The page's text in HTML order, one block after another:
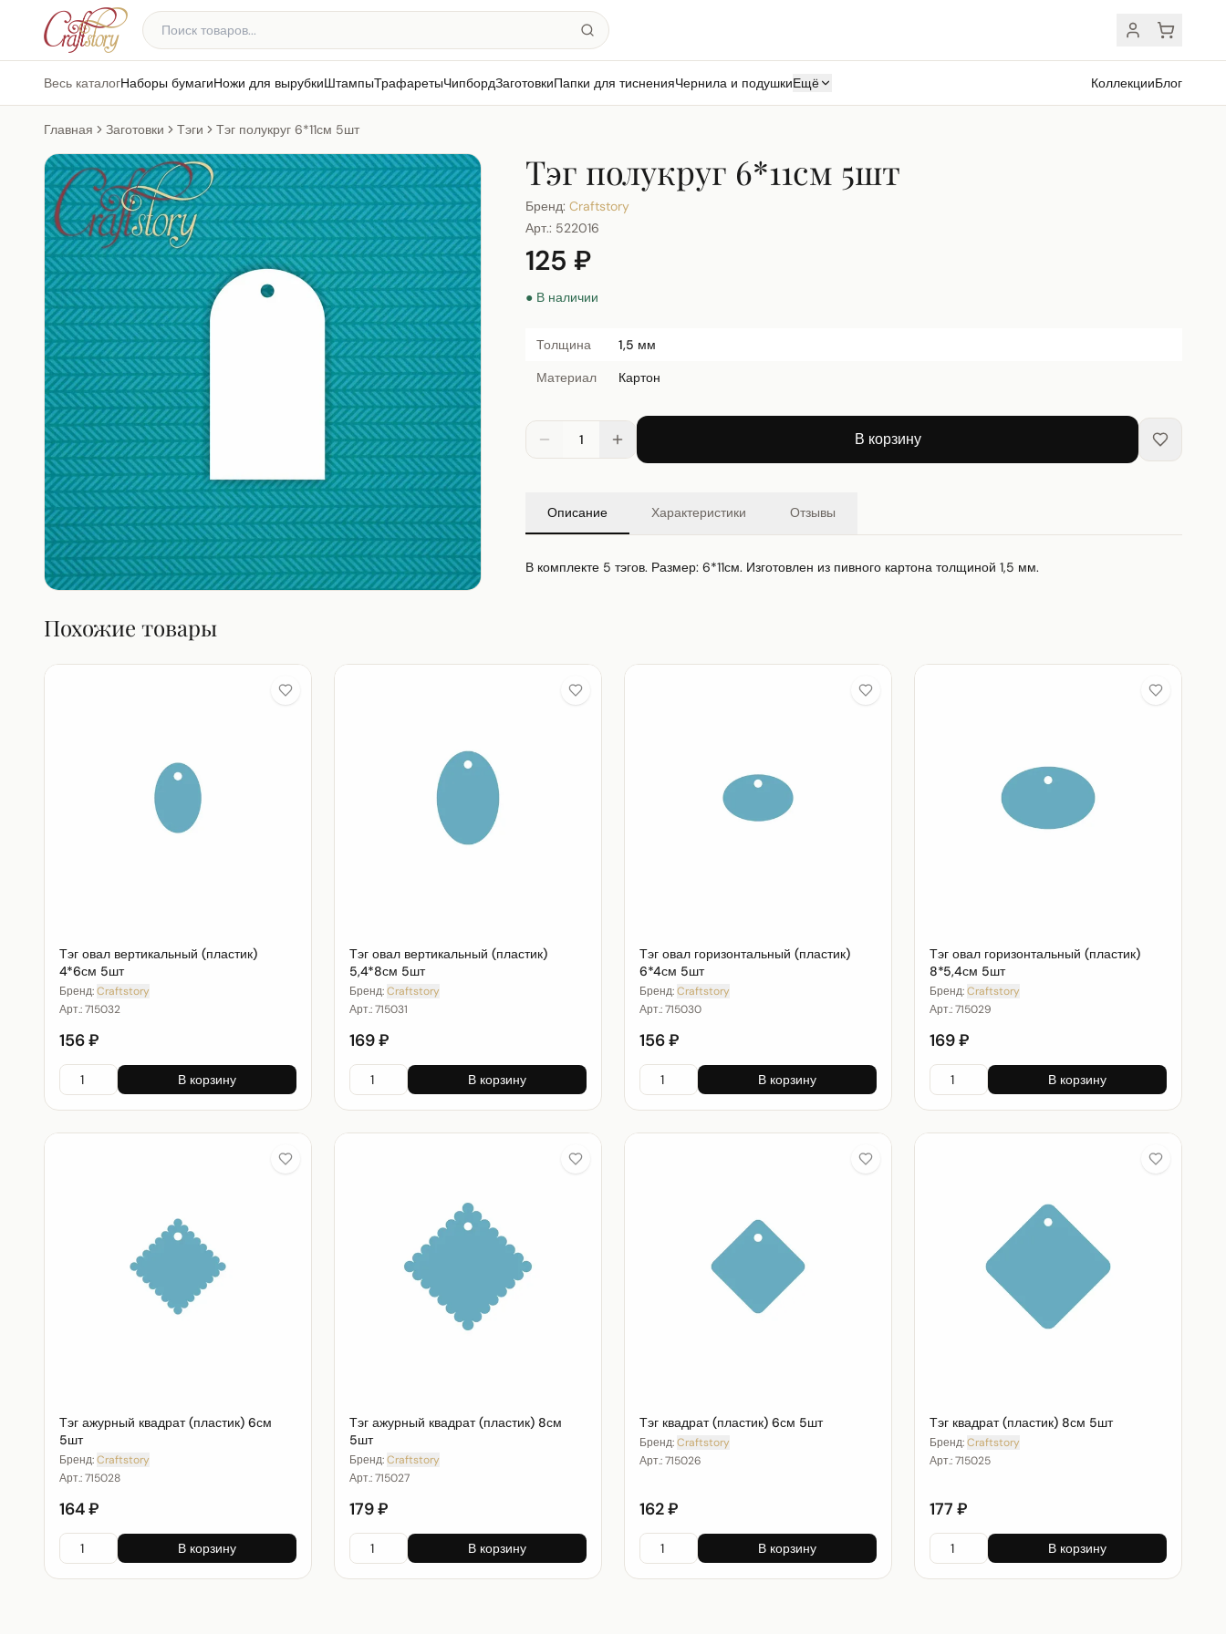
Весь каталогНаборы бумагиНожи для вырубкиШтампыТрафаретыЧипбордЗаготовкиПапки для тисненияЧернила и подушкиЕщё КоллекцииБлог
Главная Заготовки Тэги Тэг полукруг 6*11см 5шт
Тэг полукруг 6*11см 5шт
Бренд: Craftstory
Арт.: 522016
125 ₽
● В наличии
Толщина
1,5 мм
Материал
Картон
1 В корзину
Описание Характеристики Отзывы
В комплекте 5 тэгов. Размер: 6*11см. Изготовлен из пивного картона толщиной 1,5 мм.
Похожие товары
Тэг овал вертикальный (пластик)
4*6см 5шт
Бренд:Craftstory
Арт.:715032
156 ₽
В корзину
Тэг овал вертикальный (пластик)
5,4*8см 5шт
Бренд:Craftstory
Арт.:715031
169 ₽
В корзину
Тэг овал горизонтальный (пластик)
6*4см 5шт
Бренд:Craftstory
Арт.:715030
156 ₽
В корзину
Тэг овал горизонтальный (пластик)
8*5,4см 5шт
Бренд:Craftstory
Арт.:715029
169 ₽
В корзину
Тэг ажурный квадрат (пластик) 6см
5шт
Бренд:Craftstory
Арт.:715028
164 ₽
В корзину
Тэг ажурный квадрат (пластик) 8см
5шт
Бренд:Craftstory
Арт.:715027
179 ₽
В корзину
Тэг квадрат (пластик) 6см 5шт
Бренд:Craftstory
Арт.:715026
162 ₽
В корзину
Тэг квадрат (пластик) 8см 5шт
Бренд:Craftstory
Арт.:715025
177 ₽
В корзину